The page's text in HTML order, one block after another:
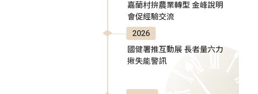
嘉蘭村拚農業轉型 金峰說明
會促經驗交流
2026
國健署推互動展 長者量六力
揪失能警訊